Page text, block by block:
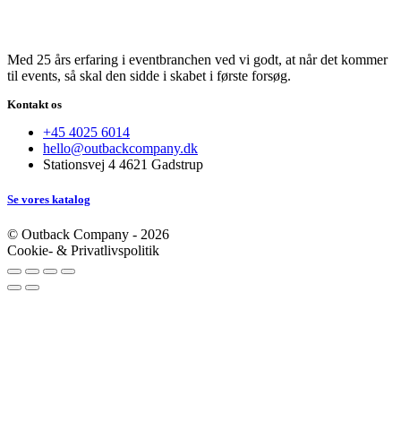
Med 25 års erfaring i eventbranchen ved vi godt, at når det kommer
til events, så skal den sidde i skabet i første forsøg.
Kontakt os
+45 4025 6014
hello@outbackcompany.dk
Stationsvej 4 4621 Gadstrup
Se vores katalog
© Outback Company - 2026
Cookie- & Privatlivspolitik